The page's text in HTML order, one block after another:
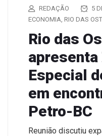
REDAÇÃO
5
ECONOMIA RIO DAS
Rio das
apresenta
Especial
em
Petro-BC
Reunião discutiu